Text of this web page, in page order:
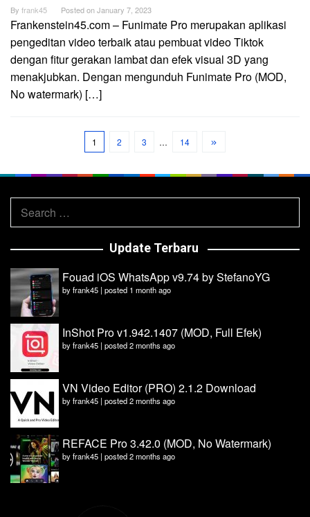
By frank45 Posted onJanuary 7, 2023
Frankenstein45.com – Funimate Pro merupakan aplikasi
pengeditan video terbaik atau pembuat video Tiktok
dengan fitur gerakan lambat dan efek visual 3D yang
menakjubkan. Dengan mengunduh Funimate Pro (MOD,
No watermark) […]
1 2 3 … 14
Search
for:
Update Terbaru
Fouad iOS WhatsApp v9.74 by StefanoYG
byfrank45 | posted 1 month ago
InShot Pro v1.942.1407 (MOD, Full Efek)
byfrank45 | posted 2 months ago
VN Video Editor (PRO) 2.1.2 Download
byfrank45 | posted 2 months ago
REFACE Pro 3.42.0 (MOD, No Watermark)
byfrank45 | posted 2 months ago